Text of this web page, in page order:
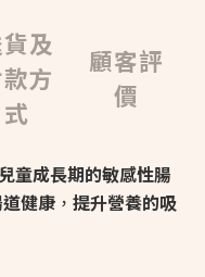
及
方
式
顧客評
價
兒童成長期的敏感性腸
健康 ， 提升營養的吸